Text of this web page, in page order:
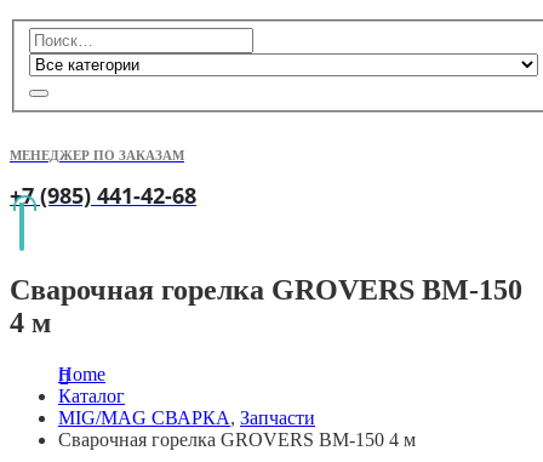
МЕНЕДЖЕР ПО ЗАКАЗАМ
+7 (985) 441-42-68
Сварочная горелка GROVERS BM-150
4 м
Home
Каталог
MIG/MAG СВАРКА, Запчасти
Сварочная горелка GROVERS BM-150 4 м